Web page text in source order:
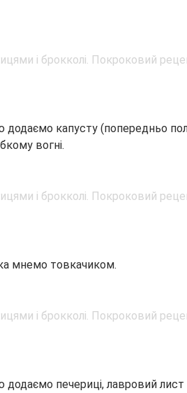
додаємо капусту (попередньо
вогні.
мнемо товкачиком.
додаємо печериці, лавровий лист